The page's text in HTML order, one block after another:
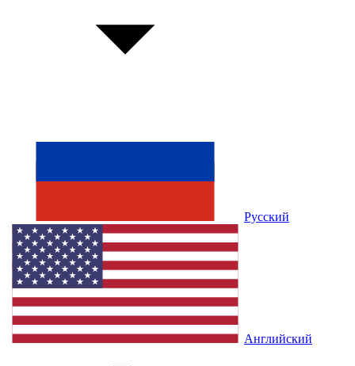
Русский
Английский